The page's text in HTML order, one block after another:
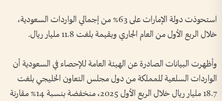
استحوذت دولة الإمارات على 63% من إجمالي الواردات السعودية،
خلال الربع الأول من العام الجاري وبقيمة بلغت 11.8 مليار ريال.
وأظهرت البيانات الصادرة عن الهيئة العامة للإحصاء في السعودية أن
الواردات السلعية للمملكة من دول مجلس التعاون الخليجي بلغت
18.7 مليار ريال خلال الربع الأول 2025، منخفضة بنسبة 14% مقارنة